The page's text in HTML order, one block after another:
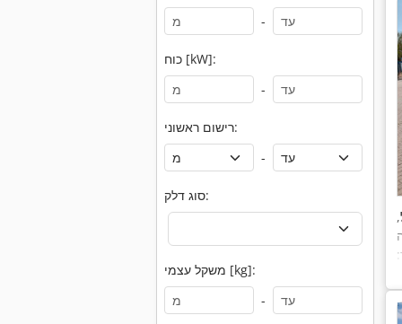
-
כוח [kW]:
-
רישום ראשוני:
-
סוג דלק:
משקל עצמי [kg]:
-
,